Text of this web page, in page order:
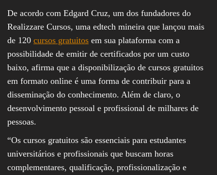
De acordo com Edgard Cruz, um dos fundadores do
Realizzare Cursos, uma edtech mineira que lançou mais
de 120 cursos gratuitos em sua plataforma com a
possibilidade de emitir de certificados por um custo
baixo, afirma que a disponibilização de cursos gratuitos
em formato online é uma forma de contribuir para a
disseminação do conhecimento. Além de claro, o
desenvolvimento pessoal e profissional de milhares de
pessoas.
“Os cursos gratuitos são essenciais para estudantes
universitários e profissionais que buscam horas
complementares, qualificação, profissionalização e